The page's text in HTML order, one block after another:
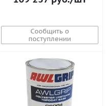
Сообщить о
поступлении